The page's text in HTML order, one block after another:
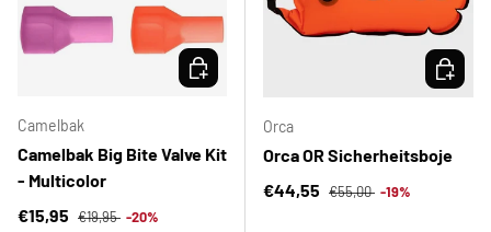
Camelbak
Camelbak Big Bite Valve Kit
- Multicolor
Verkaufspreis
€15,95 Normaler Preis
€19,95 -20%
OPTIONEN AUSWÄHLEN
Orca
Orca OR Sicherheitsboje
Verkaufspreis
€44,55 Normaler Preis
€55,00 -19%